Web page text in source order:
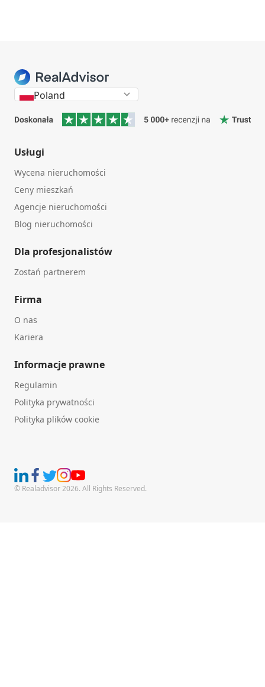
Poland
Usługi
Wycena nieruchomości
Ceny mieszkań
Agencje nieruchomości
Blog nieruchomości
Dla profesjonalistów
Zostań partnerem
Firma
O nas
Kariera
Informacje prawne
Regulamin
Polityka prywatności
Polityka plików cookie
© Realadvisor 2026. All Rights Reserved.